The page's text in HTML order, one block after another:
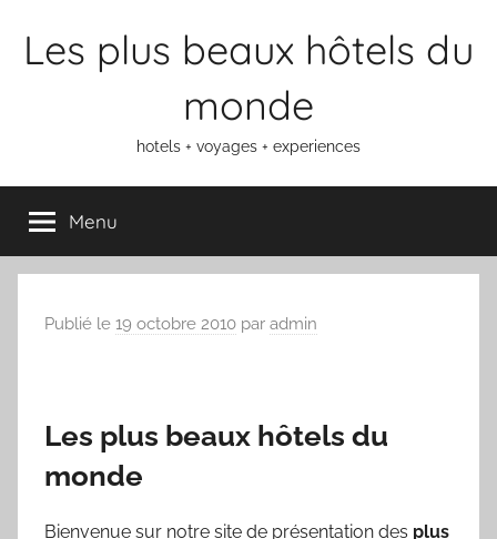
Les plus beaux hôtels du
monde
hotels + voyages + experiences
Menu
Publié le 19 octobre 2010 par admin
Les plus beaux hôtels du
monde
Bienvenue sur notre site de présentation des plus